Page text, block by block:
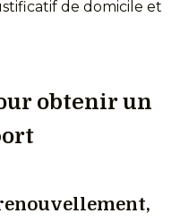
de domicile et
obtenir un